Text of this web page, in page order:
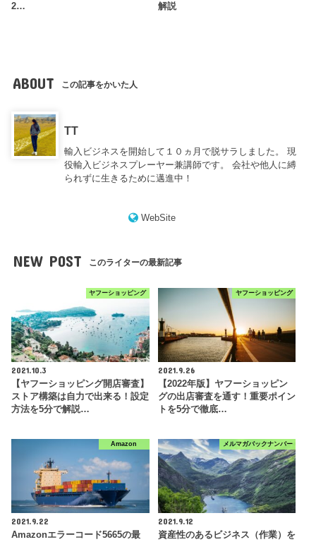
2…
解説
ABOUT この記事をかいた人
TT
輸入ビジネスを開始して１０ヵ月で脱サラしました。 現
役輸入ビジネスプレーヤー兼講師です。 会社や他人に縛
られずに生きるために邁進中！
WebSite
NEW POST このライターの最新記事
ヤフーショッピング
2021.10.3
【ヤフーショッピング開店審査】
ストア構築は自力で出来る！設定
方法を5分で解説…
ヤフーショッピング
2021.9.26
【2022年版】ヤフーショッピン
グの出店審査を通す！重要ポイン
トを5分で徹底…
Amazon
2021.9.22
Amazonエラーコード5665の最
メルマガバックナンバー
2021.9.12
資産性のあるビジネス（作業）を